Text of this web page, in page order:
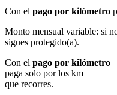
Con el pago por kilómetro
Monto mensual variable: si
sigues protegido(a).
Con el pago por kilómetro
paga solo por los km
que recorres.